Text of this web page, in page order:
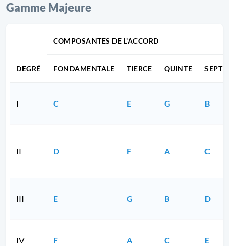
Gamme Majeure
DEGRÉ
COMPOSANTES DE L'ACCORD
FONDAMENTALE TIERCE QUINTE
I C E G B
II D F A C
III E G B D
IV F A C E